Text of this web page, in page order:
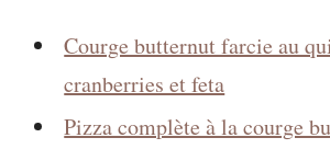
Courge butternut farcie au
cranberries et feta
Pizza complète à la courge